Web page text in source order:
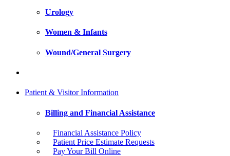
Urology
Women & Infants
Wound/General Surgery
Patient & Visitor Information
Billing and Financial Assistance
Financial Assistance Policy
Patient Price Estimate Requests
Pay Your Bill Online